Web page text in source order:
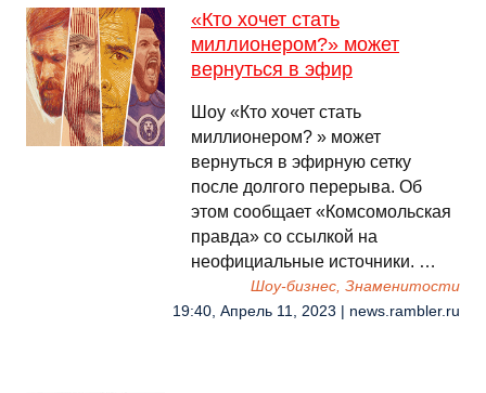
«Кто хочет стать
миллионером?» может
вернуться в эфир
Шоу «Кто хочет стать
миллионером? » может
вернуться в эфирную сетку
после долгого перерыва. Об
этом сообщает «Комсомольская
правда» со ссылкой на
неофициальные источники. …
Шоу-бизнес, Знаменитости
19:40, Апрель 11, 2023 | news.rambler.ru